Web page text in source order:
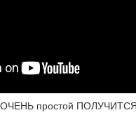
простой